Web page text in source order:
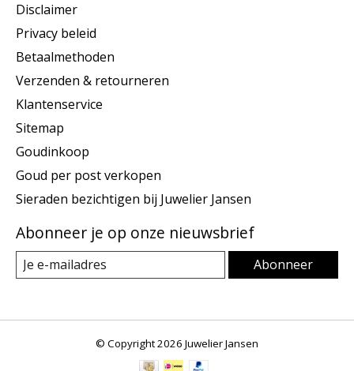
Disclaimer
Privacy beleid
Betaalmethoden
Verzenden & retourneren
Klantenservice
Sitemap
Goudinkoop
Goud per post verkopen
Sieraden bezichtigen bij Juwelier Jansen
Abonneer je op onze nieuwsbrief
Abonneer
© Copyright 2026 Juwelier Jansen